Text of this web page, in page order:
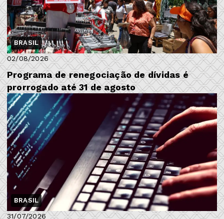
BRASIL
02/08/2026
Programa de renegociação de dívidas é
prorrogado até 31 de agosto
BRASIL
31/07/2026